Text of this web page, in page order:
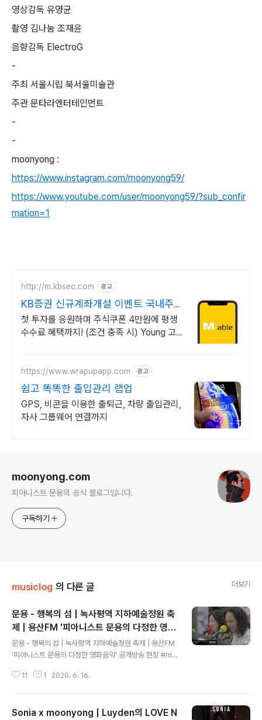
영상감독 유영균
촬영 김나눔 조재윤
음향감독 ElectroG
-
주최 서울시립 북서울미술관
주관 문타라엔터테인먼트
-
-
moonyong :
https://www.instagram.com/moonyong59/
https://www.youtube.com/user/moonyong59/?sub_confir
mation=1
http://m.kbsec.com 광고
KB증권 신규계좌개설 이벤트 국내주
식쿠폰 최대 5만원
첫 투자를 응원하며 주식쿠폰 4만원에 평생
수수료 혜택까지! (조건 충족 시) Young 고
https://www.wrapupapp.com 광고
쉽고 똑똑한 출입관리 랩업
GPS, 비콘을 이용한 출퇴근, 차량 출입관리,
자사 그룹웨어 연결까지
moonyong.com
피아니스트 문용의 공식 블로그입니다.
구독하기
musiclog 의 다른 글 더보기
문용 - 행복의 섬 | 녹사평역 지하예술정원 축
제 | 용산FM '피아니스트 문용의 다정한 영화
음악' 공개방송 현장
문용 - 행복의 섬 | 녹사평역 지하예술정원 축제 | 용산FM
'피아니스트 문용의 다정한 영화음악' 공개방송 현장 #mo
던 그 때, 2019년 10월 9일 문용 유튜브 채널 구독하기: h
s://music.apple.com/kr/artist/moonyong/11990
11 1 2020. 6. 16.
Sonia x moonyong | Luyden의 LOVE N